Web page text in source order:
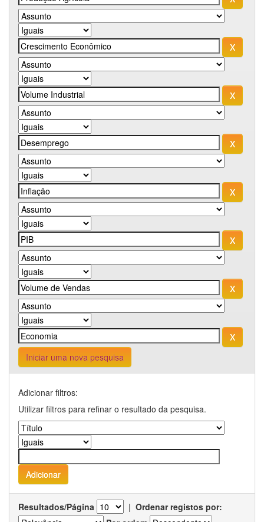
Iniciar uma nova pesquisa
Adicionar filtros:
Utilizar filtros para refinar o resultado da pesquisa.
Resultados/Página | Ordenar registos por: